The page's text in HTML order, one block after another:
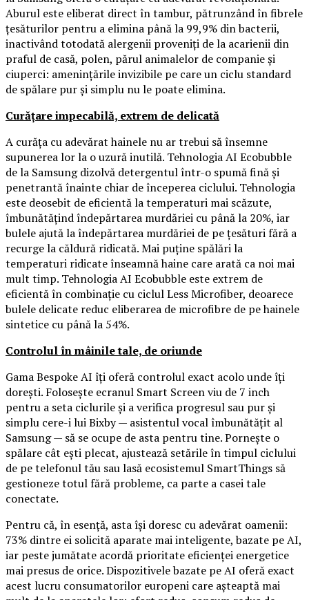
Aburul este eliberat direct în tambur, pătrunzând în fibrele
țesăturilor pentru a elimina până la 99,9% din bacterii,
inactivând totodată alergenii proveniți de la acarienii din
praful de casă, polen, părul animalelor de companie și
ciuperci: amenințările invizibile pe care un ciclu standard
de spălare pur și simplu nu le poate elimina.
Curățare impecabilă, extrem de delicată
A curăța cu adevărat hainele nu ar trebui să însemne
supunerea lor la o uzură inutilă. Tehnologia AI Ecobubble
de la Samsung dizolvă detergentul într-o spumă fină și
penetrantă înainte chiar de începerea ciclului. Tehnologia
este deosebit de eficientă la temperaturi mai scăzute,
îmbunătățind îndepărtarea murdăriei cu până la 20%, iar
bulele ajută la îndepărtarea murdăriei de pe țesături fără a
recurge la căldură ridicată. Mai puține spălări la
temperaturi ridicate înseamnă haine care arată ca noi mai
mult timp. Tehnologia AI Ecobubble este extrem de
eficientă în combinație cu ciclul Less Microfiber, deoarece
bulele delicate reduc eliberarea de microfibre de pe hainele
sintetice cu până la 54%.
Controlul în mâinile tale, de oriunde
Gama Bespoke AI îți oferă controlul exact acolo unde îți
dorești. Folosește ecranul Smart Screen viu de 7 inch
pentru a seta ciclurile și a verifica progresul sau pur și
simplu cere-i lui Bixby — asistentul vocal îmbunătățit al
Samsung — să se ocupe de asta pentru tine. Pornește o
spălare cât ești plecat, ajustează setările în timpul ciclului
de pe telefonul tău sau lasă ecosistemul SmartThings să
gestioneze totul fără probleme, ca parte a casei tale
conectate.
Pentru că, în esență, asta își doresc cu adevărat oamenii:
73% dintre ei solicită aparate mai inteligente, bazate pe AI,
iar peste jumătate acordă prioritate eficienței energetice
mai presus de orice. Dispozitivele bazate pe AI oferă exact
acest lucru consumatorilor europeni care așteaptă mai